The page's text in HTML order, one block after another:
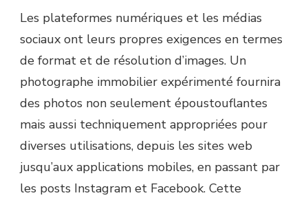
Les plateformes numériques et les médias
sociaux ont leurs propres exigences en termes
de format et de résolution d’images. Un
photographe immobilier expérimenté fournira
des photos non seulement époustouflantes
mais aussi techniquement appropriées pour
diverses utilisations, depuis les sites web
jusqu’aux applications mobiles, en passant par
les posts Instagram et Facebook. Cette